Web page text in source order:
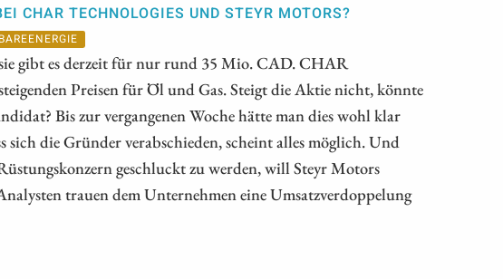
CHAR TECHNOLOGIES UND STEYR MOTORS?
gibt es derzeit für nur rund 35 Mio. CAD. CHAR
Preisen für Öl und Gas. Steigt die Aktie nicht, könnte
Bis zur vergangenen Woche hätte man dies wohl klar
die Gründer verabschieden, scheint alles möglich. Und
geschluckt zu werden, will Steyr Motors
trauen dem Unternehmen eine Umsatzverdoppelung